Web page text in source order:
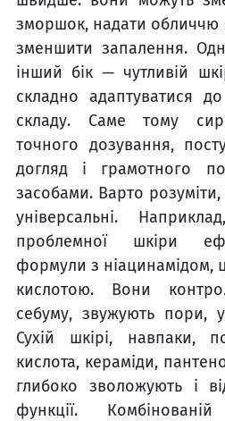
зморшок, надати обличчю
зменшити запалення.
інший бік — чутливій
складно адаптуватися
складу. Саме тому
точного дозування,
догляд і грамотного
засобами. Варто
універсальні.
проблемної шкіри
формули з ніацинамідом,
кислотою. Вони
себуму, звужують пори,
Сухій шкірі, навпаки,
кислота, кераміди,
глибоко зволожують і
функції.